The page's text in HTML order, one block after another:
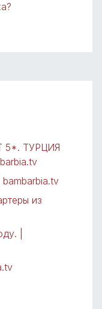
5*. ТУРЦИЯ
из
|